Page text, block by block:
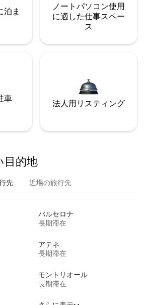
泊ま
ノートパソコン使用
に適した仕事スペー
ス
車
法人用リスティング
目⁠的⁠地
先 近場の旅行先
バルセロナ
長期滞在
アテネ
長期滞在
モントリオール
長期滞在